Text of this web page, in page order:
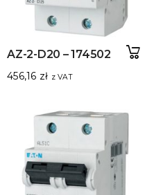
AZ-2-D20 – 174502
456,16 zł z VAT